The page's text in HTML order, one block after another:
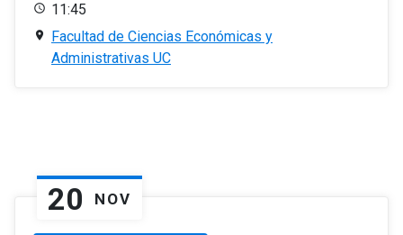
11:45
Facultad de Ciencias Económicas y
Administrativas UC
20 NOV